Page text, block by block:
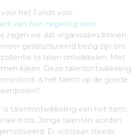
het Fonds voor
van hun regeling voor
zagen we dat organisaties binnen
gestructureerd bezig zijn om
te laten ontwikkelen. Met
kijken. Deze talentontwikkeling
is het talent op de goede
is talentontwikkeling een hot item.
trots. Jonge talenten worden
Er ontstaan steeds